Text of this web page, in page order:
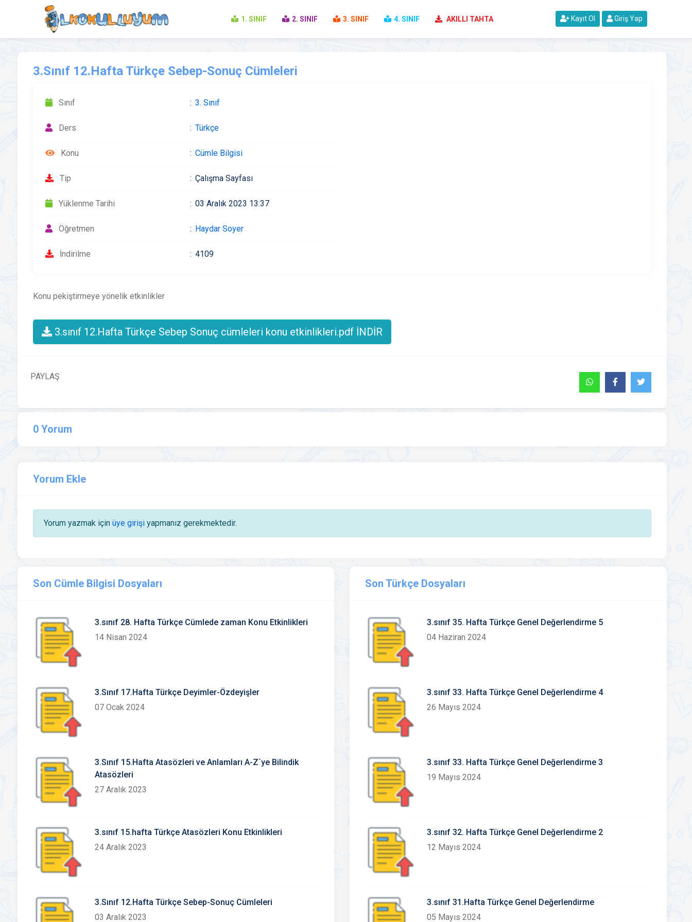
1. SINIF 2. SINIF 3. SINIF 4. SINIF AKILLI TAHTA Kayıt Ol Giriş Yap
3.Sınıf 12.Hafta Türkçe Sebep-Sonuç Cümleleri
Sınıf 3. Sınıf
Ders Türkçe
Konu Cümle Bilgisi
Tip Çalışma Sayfası
Yüklenme Tarihi 03 Aralık 2023 13:37
Öğretmen Haydar Soyer
İndirilme 4109
Konu pekiştirmeye yönelik etkinlikler
3.sınıf 12.Hafta Türkçe Sebep Sonuç cümleleri konu etkinlikleri.pdf İNDİR
PAYLAŞ
0 Yorum
Yorum Ekle
Yorum yazmak için üye girişiyapmanız gerekmektedir.
Son Cümle Bilgisi Dosyaları
3.sınıf 28. Hafta Türkçe Cümlede zaman Konu Etkinlikleri
14 Nisan 2024
3.Sınıf 17.Hafta Türkçe Deyimler-Özdeyişler
07 Ocak 2024
3.Sınıf 15.Hafta Atasözleri ve Anlamları A-Z`ye Bilindik
Atasözleri
27 Aralık 2023
3.sınıf 15.hafta Türkçe Atasözleri Konu Etkinlikleri
24 Aralık 2023
3.Sınıf 12.Hafta Türkçe Sebep-Sonuç Cümleleri
03 Aralık 2023
Son Türkçe Dosyaları
3.sınıf 35. Hafta Türkçe Genel Değerlendirme 5
04 Haziran 2024
3.sınıf 33. Hafta Türkçe Genel Değerlendirme 4
26 Mayıs 2024
3.sınıf 33. Hafta Türkçe Genel Değerlendirme 3
19 Mayıs 2024
3.sınıf 32. Hafta Türkçe Genel Değerlendirme 2
12 Mayıs 2024
3.sınıf 31.Hafta Türkçe Genel Değerlendirme
05 Mayıs 2024